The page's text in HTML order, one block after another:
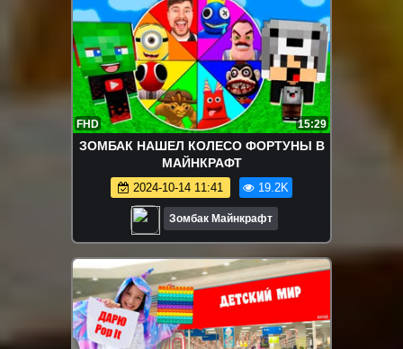
FHD 15:29
ЗОМБАК НАШЕЛ КОЛЕСО ФОРТУНЫ В
МАЙНКРАФТ
2024-10-14 11:41 19.2K
Зомбак Майнкрафт